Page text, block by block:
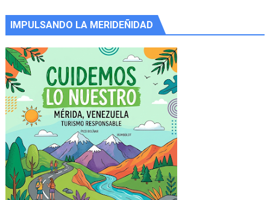
IMPULSANDO LA MERIDEÑIDAD